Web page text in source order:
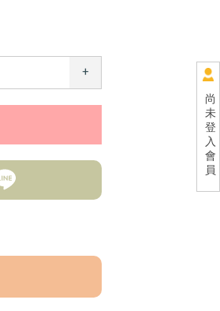
尚
未
登
入
會
員
+